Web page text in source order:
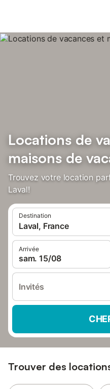
Locations de
maisons de
Trouvez votre location
Laval!
Destination
Laval, France
Arrivée
sam. 15/08
Invités
Trouver des